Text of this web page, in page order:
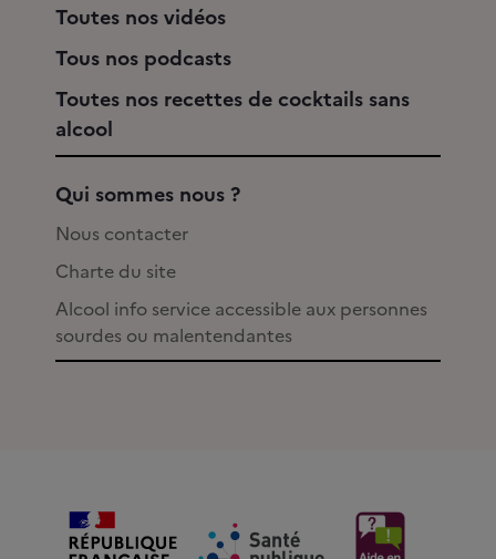
Toutes nos vidéos
Tous nos podcasts
Toutes nos recettes de cocktails sans
alcool
Qui sommes nous ?
Nous contacter
Charte du site
Alcool info service accessible aux personnes
sourdes ou malentendantes